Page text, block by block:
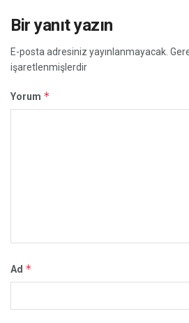
Bir yanıt yazın
E-posta adresiniz yayınlanmayacak.
işaretlenmişlerdir
Yorum *
Ad *